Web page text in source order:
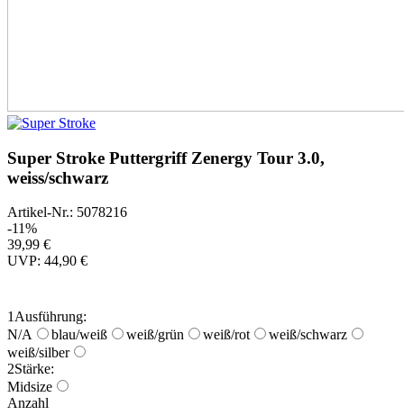
Super Stroke Puttergriff Zenergy Tour 3.0,
weiss/schwarz
Artikel-Nr.: 5078216
-11%
39,99 €
UVP: 44,90 €
1Ausführung:
N/A
blau/weiß weiß/grün weiß/rot
weiß/schwarz
weiß/silber
2Stärke:
Midsize
Anzahl